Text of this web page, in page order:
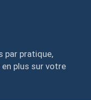
par pratique,
plus sur votre